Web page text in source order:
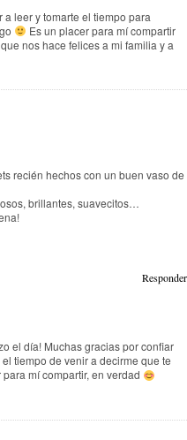
leer y tomarte el tiempo para
Es un placer para mí compartir
nos hace felices a mi familia y a
recién hechos con un buen vaso de
brillantes, suavecitos…
Responder
el día! Muchas gracias por confiar
tiempo de venir a decirme que te
mí compartir, en verdad